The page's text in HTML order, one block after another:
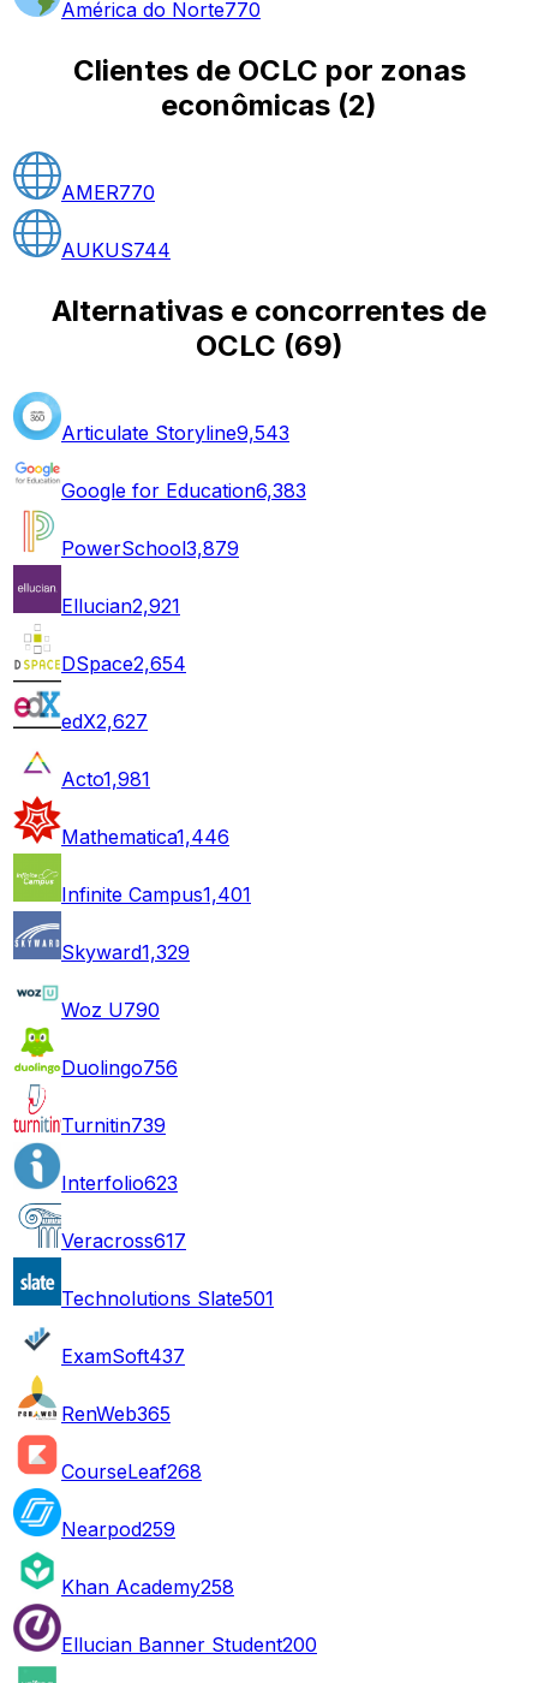
América do Norte770
Clientes de OCLC por zonas
econômicas (2)
AMER770
AUKUS744
Alternativas e concorrentes de
OCLC (69)
Articulate Storyline9,543
Google for Education6,383
PowerSchool3,879
Ellucian2,921
DSpace2,654
edX2,627
Acto1,981
Mathematica1,446
Infinite Campus1,401
Skyward1,329
Woz U790
Duolingo756
Turnitin739
Interfolio623
Veracross617
Technolutions Slate501
ExamSoft437
RenWeb365
CourseLeaf268
Nearpod259
Khan Academy258
Ellucian Banner Student200